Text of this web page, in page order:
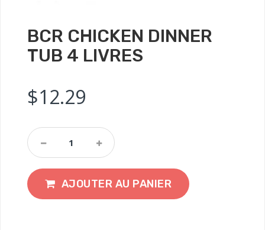
BCR CHICKEN DINNER
TUB 4 LIVRES
$12.29
AJOUTER AU PANIER